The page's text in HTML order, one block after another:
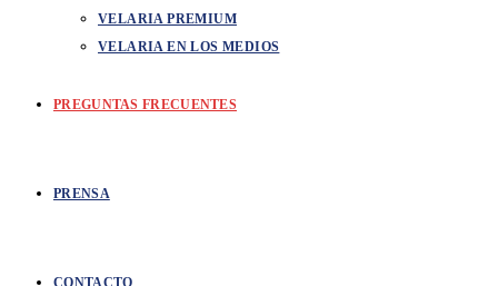
VELARIA PREMIUM
VELARIA EN LOS MEDIOS
PREGUNTAS FRECUENTES
PRENSA
CONTACTO